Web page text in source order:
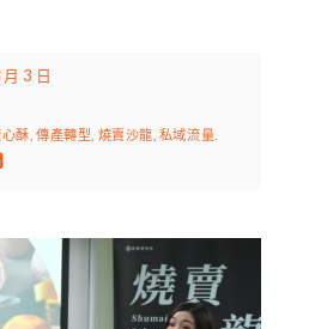
3 日
酥 ,傳產轉型 燒賣沙龍 私域流量